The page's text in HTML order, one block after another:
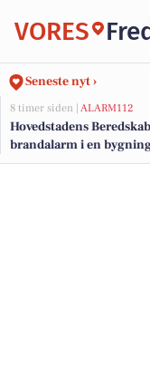
VORES
Seneste nyt ›
8 timer siden | ALARM112
Hovedstadens
brandalarm i en